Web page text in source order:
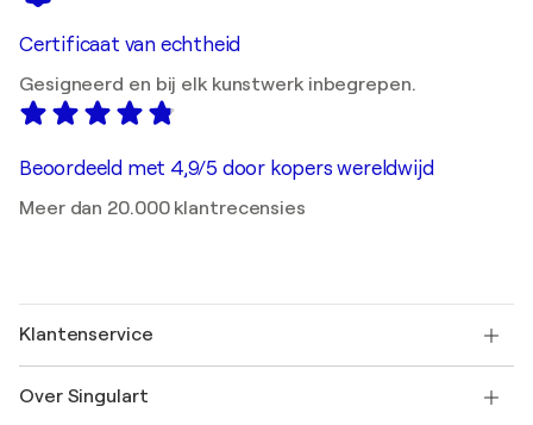
Certificaat van echtheid
Gesigneerd en bij elk kunstwerk inbegrepen.
Beoordeeld met 4,9/5 door kopers wereldwijd
Meer dan 20.000 klantrecensies
Klantenservice
Verzenden
Over Singulart